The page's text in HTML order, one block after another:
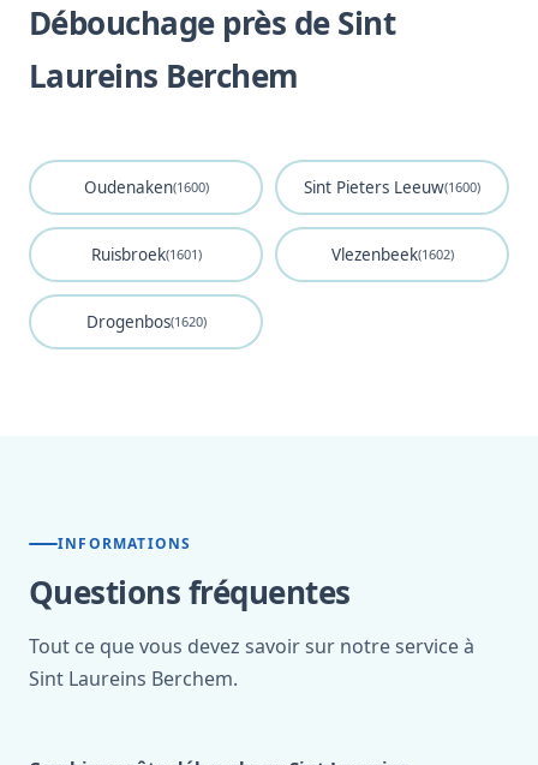
Débouchage près de Sint
Laureins Berchem
Oudenaken(1600) Sint Pieters Leeuw(1600)
Ruisbroek(1601) Vlezenbeek(1602)
Drogenbos(1620)
INFORMATIONS
Questions fréquentes
Tout ce que vous devez savoir sur notre service à
Sint Laureins Berchem.